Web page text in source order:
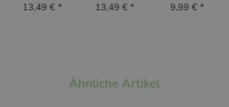
13,49 € * 13,49 € * 9,99 € *
Ähnliche Artikel